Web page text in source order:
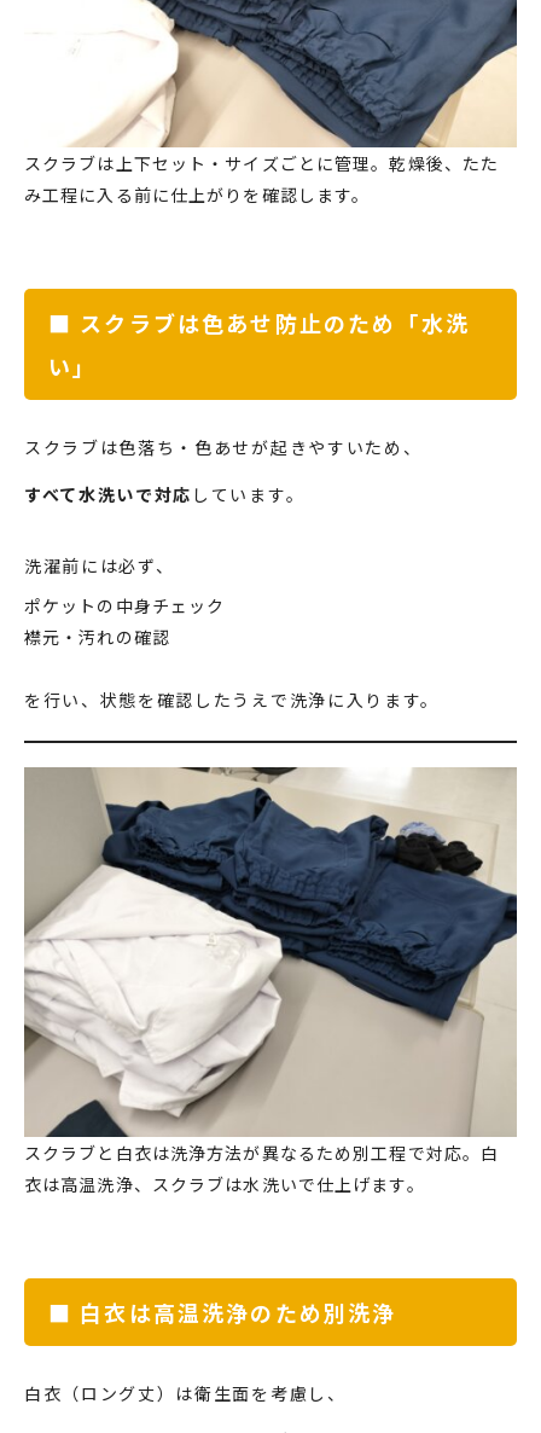
スクラブは上下セット・サイズごとに管理。乾燥後、たた
み工程に入る前に仕上がりを確認します。
■ スクラブは色あせ防止のため「水洗
い」
スクラブは色落ち・色あせが起きやすいため、
すべて水洗いで対応 しています。
洗濯前には必ず、
ポケットの中身チェック
襟元・汚れの確認
を行い、状態を確認したうえで洗浄に入ります。
スクラブと白衣は洗浄方法が異なるため別工程で対応。白
衣は高温洗浄、スクラブは水洗いで仕上げます。
■ 白衣は高温洗浄のため別洗浄
白衣（ロング丈）は衛生面を考慮し、